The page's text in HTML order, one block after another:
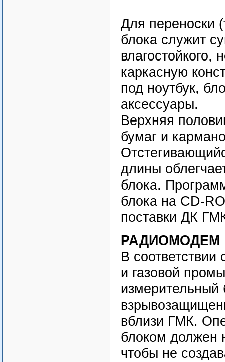
Для переноски
блока служит
влагостойкого,
каркасную
под ноутбук,
аксессуары.
Верхняя
бумаг и
длины
блока.
блока на CD-
поставки ДК
РАДИОМОДЕМ
В
и газовой
измерительный
вблизи ГМК.
блоком должен
чтобы не